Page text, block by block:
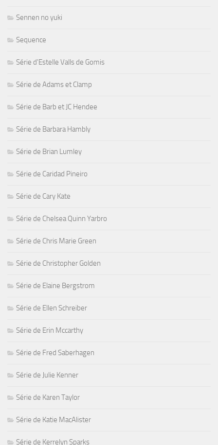
Sennen no yuki
Sequence
Série d'Estelle Valls de Gomis
Série de Adams et Clamp
Série de Barb et JC Hendee
Série de Barbara Hambly
Série de Brian Lumley
Série de Caridad Pineiro
Série de Cary Kate
Série de Chelsea Quinn Yarbro
Série de Chris Marie Green
Série de Christopher Golden
Série de Elaine Bergstrom
Série de Ellen Schreiber
Série de Erin Mccarthy
Série de Fred Saberhagen
Série de Julie Kenner
Série de Karen Taylor
Série de Katie MacAlister
Série de Kerrelyn Sparks